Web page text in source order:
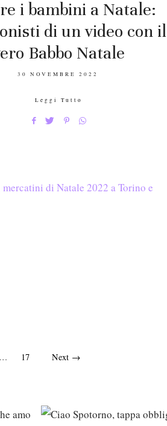
i bambini a Natale:
di un video con il
Babbo Natale
POSTED
30 NOVEMBRE 2022
Leggi Tutto
… 17 Next →